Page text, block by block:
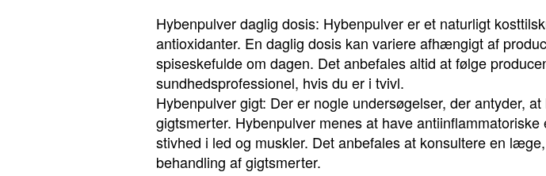
Hybenpulver daglig dosis: Hybenpulver er et naturligt
antioxidanter. En daglig dosis kan variere afhængigt af
spiseskefulde om dagen. Det anbefales altid at følge
sundhedsprofessionel, hvis du er i tvivl.
Hybenpulver gigt: Der er nogle undersøgelser, der antyder,
gigtsmerter. Hybenpulver menes at have
stivhed i led og muskler. Det anbefales at konsultere en
behandling af gigtsmerter.